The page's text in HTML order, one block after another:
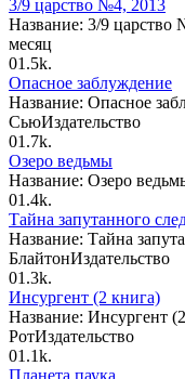
3/9 царство №4, 2013
Название: 3/9 царство
месяц
01.5k.
Опасное заблуждение
Название: Опасное
СьюИздательство
01.7k.
Озеро ведьмы
Название: Озеро
01.4k.
Тайна запутанного
Название: Тайна
БлайтонИздательство
01.3k.
Инсургент (2 книга)
Название: Инсургент
РотИздательство
01.1k.
Планета паука